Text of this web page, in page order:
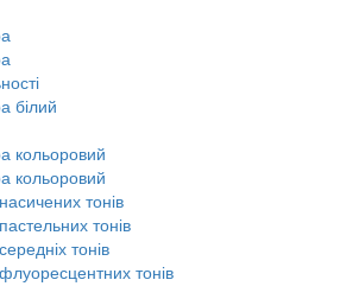
білий
кольоровий
кольоровий
тонів
тонів
тонів
тонів